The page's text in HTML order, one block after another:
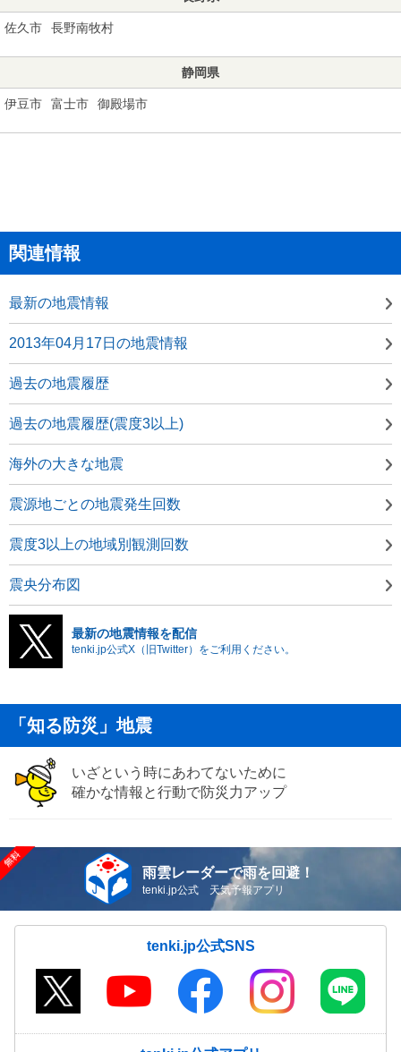
佐久市 長野南牧村
静岡県
伊豆市 富士市 御殿場市
関連情報
最新の地震情報
2013年04月17日の地震情報
過去の地震履歴
過去の地震履歴(震度3以上)
海外の大きな地震
震源地ごとの地震発生回数
震度3以上の地域別観測回数
震央分布図
最新の地震情報を配信
tenki.jp公式X（旧Twitter）をご利用ください。
「知る防災」地震
いざという時にあわてないために
確かな情報と行動で防災力アップ
雨雲レーダーで雨を回避！
tenki.jp公式 天気予報アプリ
tenki.jp公式SNS